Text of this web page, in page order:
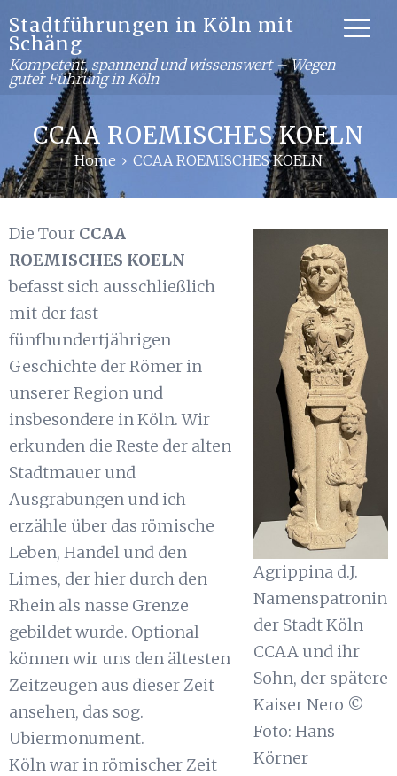
Stadtführungen in Köln mit
Schäng
Kompetent, spannend und wissenswert – Wegen
guter Führung in Köln
CCAA ROEMISCHES KOELN
Home CCAA ROEMISCHES KOELN
Agrippina d.J.
Namenspatronin
der Stadt Köln
CCAA und ihr
Sohn, der spätere
Kaiser Nero ©
Foto: Hans
Körner
Die Tour CCAA
ROEMISCHES KOELN
befasst sich ausschließlich
mit der fast
fünfhundertjährigen
Geschichte der Römer in
unserer Region und
insbesondere in Köln. Wir
erkunden die Reste der alten
Stadtmauer und
Ausgrabungen und ich
erzähle über das römische
Leben, Handel und den
Limes, der hier durch den
Rhein als nasse Grenze
gebildet wurde. Optional
können wir uns den ältesten
Zeitzeugen aus dieser Zeit
ansehen, das sog.
Ubiermonument.
Köln war in römischer Zeit